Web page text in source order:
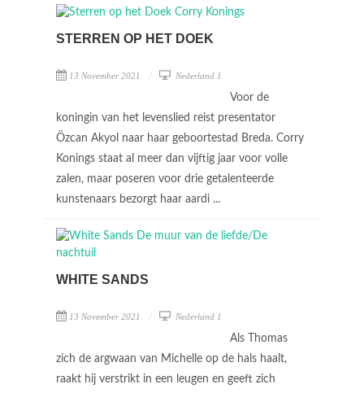
STERREN OP HET DOEK
13 November 2021 Nederland 1
Voor de
koningin van het levenslied reist presentator
Özcan Akyol naar haar geboortestad Breda. Corry
Konings staat al meer dan vijftig jaar voor volle
zalen, maar poseren voor drie getalenteerde
kunstenaars bezorgt haar aardi ...
WHITE SANDS
13 November 2021 Nederland 1
Als Thomas
zich de argwaan van Michelle op de hals haalt,
raakt hij verstrikt in een leugen en geeft zich